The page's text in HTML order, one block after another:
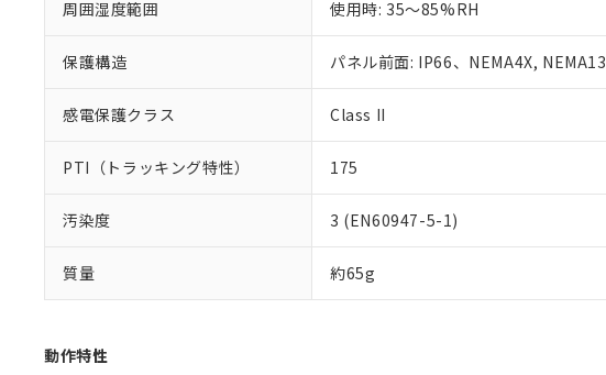
周囲湿度範囲 使用時: 35～85%RH
保護構造 パネル前面: IP66、NEMA4X, NEMA13
感電保護クラス Class II
PTI（トラッキング特性） 175
汚染度 3 (EN60947-5-1)
質量 約65g
動作特性